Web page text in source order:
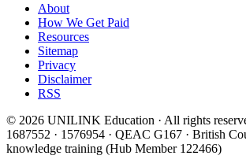
About
How We Get Paid
Resources
Sitemap
Privacy
Disclaimer
RSS
© 2026 UNILINK Education · All rights
1687552 · 1576954 · QEAC G167 · British
knowledge training (Hub Member 122466)